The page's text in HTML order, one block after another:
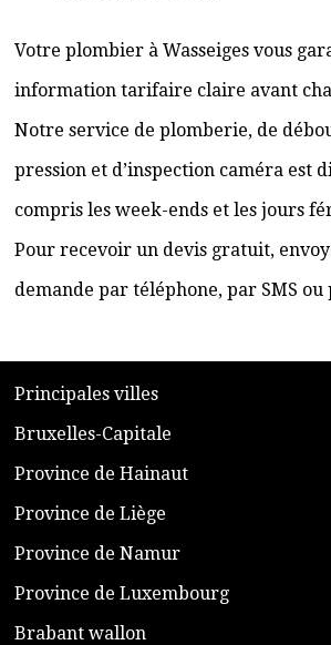
Votre plombier à Wasseiges vous
information tarifaire claire avant
Notre service de plomberie, de
pression et d’inspection caméra est
compris les week-ends et les jours
Pour recevoir un devis gratuit,
demande par téléphone, par SMS ou
​Principales villes
​Bruxelles-Capitale
​Province de Hainaut
Province de Liège
​Province de Namur
​Province de Luxembourg
​Brabant wallon